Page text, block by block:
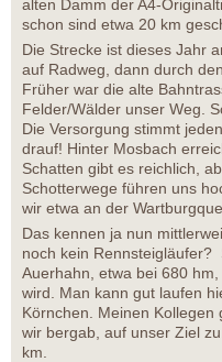
alten Damm der A4-
schon sind etwa 20 km
Die Strecke ist dieses Jahr
auf Radweg, dann durch
Früher war die alte
Felder/Wälder unser Weg.
Die Versorgung stimmt
drauf! Hinter Mosbach
Schatten gibt es reichlich,
Schotterwege führen uns
wir etwa an der
Das kennen ja nun
noch kein Rennsteigläufer?
Auerhahn, etwa bei 680
wird. Man kann gut laufen
Körnchen. Meinen Kollegen
wir bergab, auf unser Ziel
km.